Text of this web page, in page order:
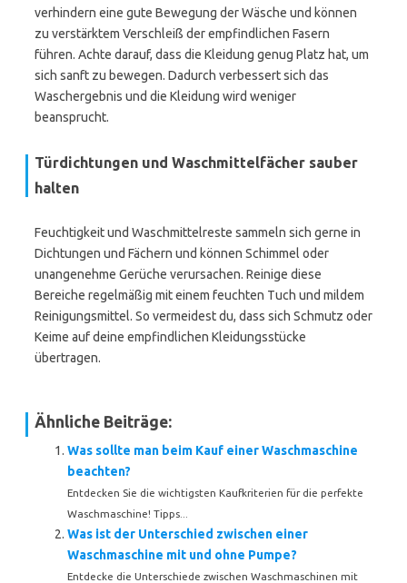
verhindern eine gute Bewegung der Wäsche und können
zu verstärktem Verschleiß der empfindlichen Fasern
führen. Achte darauf, dass die Kleidung genug Platz hat, um
sich sanft zu bewegen. Dadurch verbessert sich das
Waschergebnis und die Kleidung wird weniger
beansprucht.
Türdichtungen und Waschmittelfächer sauber
halten
Feuchtigkeit und Waschmittelreste sammeln sich gerne in
Dichtungen und Fächern und können Schimmel oder
unangenehme Gerüche verursachen. Reinige diese
Bereiche regelmäßig mit einem feuchten Tuch und mildem
Reinigungsmittel. So vermeidest du, dass sich Schmutz oder
Keime auf deine empfindlichen Kleidungsstücke
übertragen.
Ähnliche Beiträge:
Was sollte man beim Kauf einer Waschmaschine
beachten?
Entdecken Sie die wichtigsten Kaufkriterien für die perfekte
Waschmaschine! Tipps...
Was ist der Unterschied zwischen einer
Waschmaschine mit und ohne Pumpe?
Entdecke die Unterschiede zwischen Waschmaschinen mit